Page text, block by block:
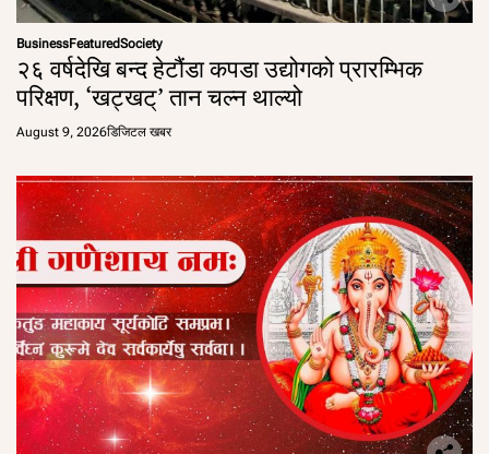
BusinessFeaturedSociety
२६ वर्षदेखि बन्द हेटौंडा कपडा उद्योगको प्रारम्भिक
परिक्षण, ‘खट्खट्’ तान चल्न थाल्यो
August 9, 2026डिजिटल खबर